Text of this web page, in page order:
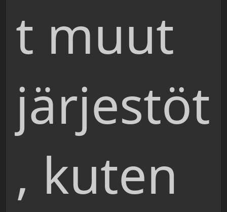
t muut
järjestöt
, kuten